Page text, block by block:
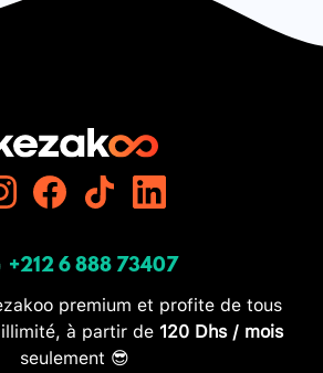
+212 6 888 73407
premium et profite de tous
à partir de 120 Dhs / mois
seulement 😎